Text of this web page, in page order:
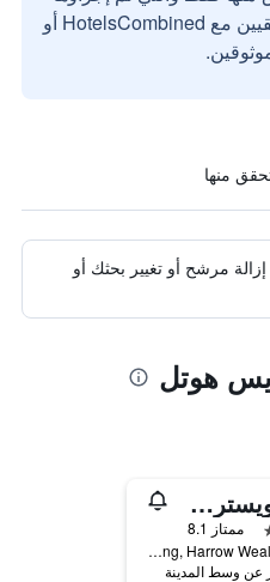
بواسطة مستخدمين حقيقيين مع HotelsCombined أو
مرشح أو تغيير بحثك أو
هوتل
بست ويسترن بلس جريم ديك هوتل
ممتاز 8.1
Old Redding, Harrow Weald, Harrow, المملكة المتحدة